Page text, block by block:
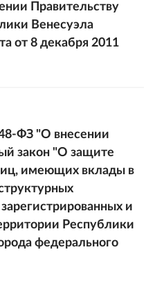
Правительству
Венесуэла
от 8 декабря 2011
ФЗ "О внесении
закон "О защите
имеющих вклады в
и
Республики
федерального